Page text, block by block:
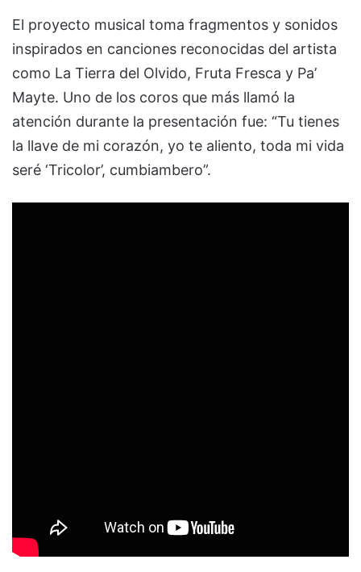
El proyecto musical toma fragmentos y sonidos
inspirados en canciones reconocidas del artista
como La Tierra del Olvido, Fruta Fresca y Pa’
Mayte. Uno de los coros que más llamó la
atención durante la presentación fue: “Tu tienes
la llave de mi corazón, yo te aliento, toda mi vida
seré ‘Tricolor’, cumbiambero”.